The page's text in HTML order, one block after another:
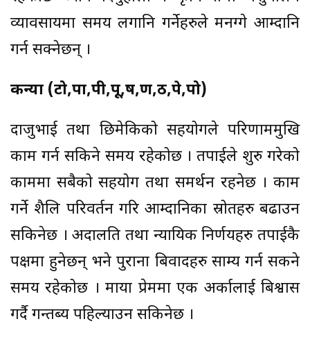
व्यावसायमा समय लगानि गर्नेहरुले मनग्गे आम्दानि
गर्न सक्नेछन् ।
कन्या (टो,पा,पी,पू,ष,ण,ठ,पे,पो)
दाजुभाई तथा छिमेकिको सहयोगले परिणाममुखि
काम गर्न सकिने समय रहेकोछ । तपाईले शुरु गरेको
काममा सबैको सहयोग तथा समर्थन रहनेछ । काम
गर्ने शैलि परिवर्तन गरि आम्दानिका स्रोतहरु बढाउन
सकिनेछ । अदालति तथा न्यायिक निर्णयहरु तपाईकै
पक्षमा हुनेछन् भने पुराना बिवादहरु साम्य गर्न सकने
समय रहेकोछ । माया प्रेममा एक अर्कालाई बिश्वास
गर्दै गन्तब्य पहिल्याउन सकिनेछ ।